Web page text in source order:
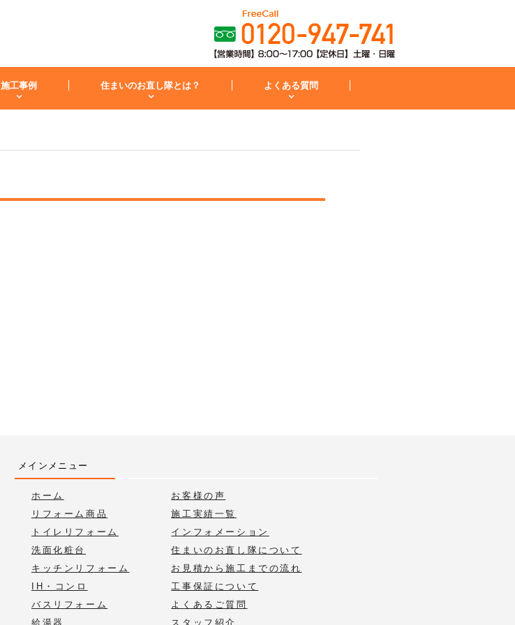
レンジフード IH・コンロ
施工事例
バスルーム 洗面化粧台 コンロ
住まいのお直し隊とは？
お客様の声 お見積から施工までの流れ
よくある質問
メインメニュー
ホーム
リフォーム商品
トイレリフォーム
洗面化粧台
キッチンリフォーム
IH・コンロ
バスリフォーム
給湯器
お客様の声
施工実績一覧
インフォメーション
住まいのお直し隊について
お見積から施工までの流れ
工事保証について
よくあるご質問
スタッフ紹介